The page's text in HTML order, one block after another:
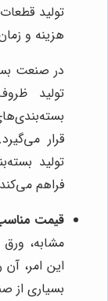
تولید
هزینه و
در صنعت
تولید
قرار
تولید
فراهم
قیمت
مشابه،
این امر،
بسیاری از